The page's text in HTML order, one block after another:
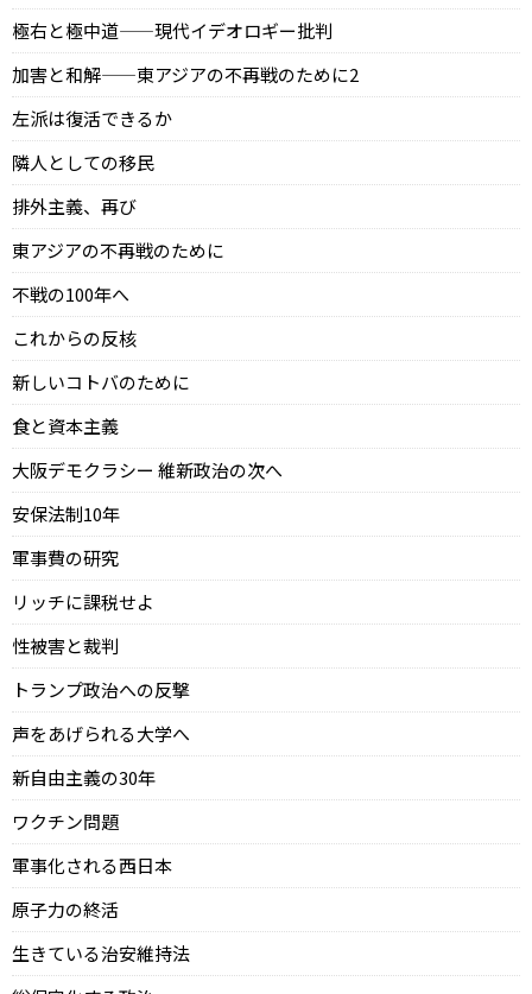
極右と極中道——現代イデオロギー批判
加害と和解——東アジアの不再戦のために2
左派は復活できるか
隣人としての移民
排外主義、再び
東アジアの不再戦のために
不戦の100年へ
これからの反核
新しいコトバのために
食と資本主義
大阪デモクラシー 維新政治の次へ
安保法制10年
軍事費の研究
リッチに課税せよ
性被害と裁判
トランプ政治への反撃
声をあげられる大学へ
新自由主義の30年
ワクチン問題
軍事化される西日本
原子力の終活
生きている治安維持法